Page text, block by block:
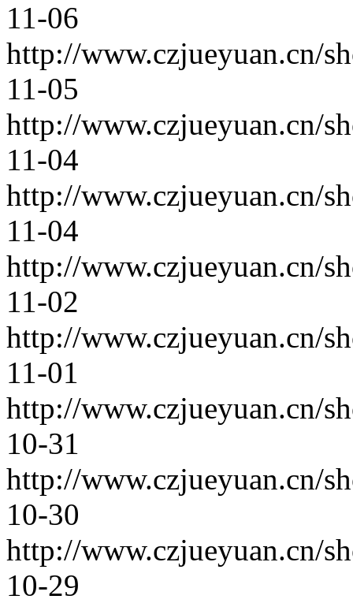
11-06
http://www.czjueyuan.cn/
11-05
http://www.czjueyuan.cn/
11-04
http://www.czjueyuan.cn/
11-04
http://www.czjueyuan.cn/
11-02
http://www.czjueyuan.cn/
11-01
http://www.czjueyuan.cn/
10-31
http://www.czjueyuan.cn/
10-30
http://www.czjueyuan.cn/
10-29